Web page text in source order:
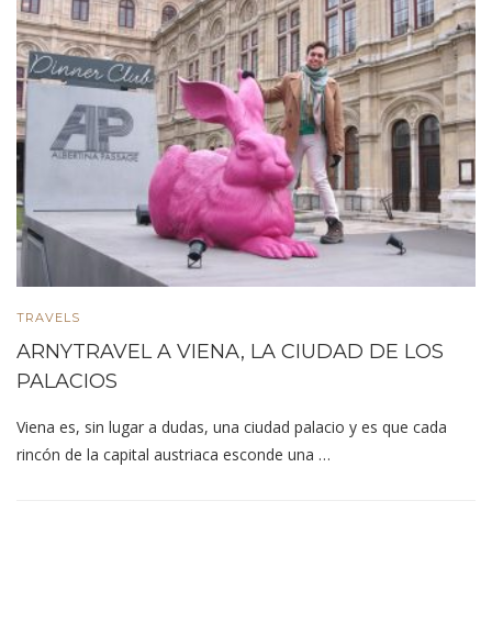
TRAVELS
ARNYTRAVEL A VIENA, LA CIUDAD DE LOS
PALACIOS
Viena es, sin lugar a dudas, una ciudad palacio y es que cada
rincón de la capital austriaca esconde una …